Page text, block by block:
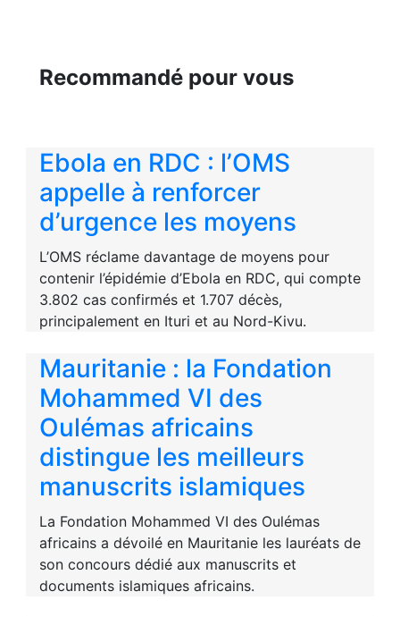
Recommandé pour vous
Ebola en RDC : l’OMS
appelle à renforcer
d’urgence les moyens
L’OMS réclame davantage de moyens pour
contenir l’épidémie d’Ebola en RDC, qui compte
3.802 cas confirmés et 1.707 décès,
principalement en Ituri et au Nord-Kivu.
Mauritanie : la Fondation
Mohammed VI des
Oulémas africains
distingue les meilleurs
manuscrits islamiques
La Fondation Mohammed VI des Oulémas
africains a dévoilé en Mauritanie les lauréats de
son concours dédié aux manuscrits et
documents islamiques africains.